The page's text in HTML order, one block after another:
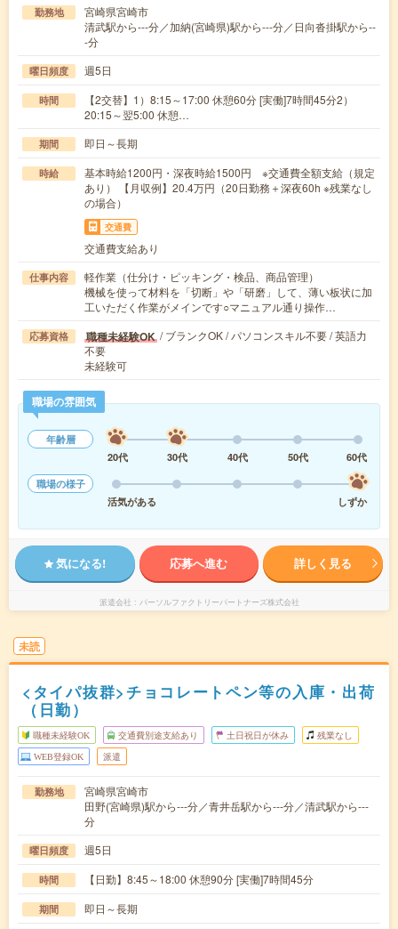
勤務地
宮崎県宮崎市
清武駅から---分／加納(宮崎県)駅から---分／日向沓掛駅から--
-分
曜日頻度 週5日
時間
【2交替】1）8:15～17:00 休憩60分 [実働]7時間45分2）
20:15～翌5:00 休憩…
期間 即日～長期
時給
基本時給1200円・深夜時給1500円 ※交通費全額支給（規定
あり） 【月収例】20.4万円（20日勤務＋深夜60h ※残業なし
の場合）
交通費
交通費支給あり
仕事内容
軽作業（仕分け・ピッキング・検品、商品管理）
機械を使って材料を「切断」や「研磨」して、薄い板状に加
工いただく作業がメインです○マニュアル通り操作…
応募資格 職種未経験OK / ブランクOK / パソコンスキル不要 / 英語力
不要
未経験可
職場の雰囲気
年齢層
20代
30代 40代 50代
60代
職場の様子
活気がある
しずか
気になる! 応募へ進む 詳しく見る
派遣会社 パーソルファクトリーパートナーズ株式会社
未読
<タイパ抜群>チョコレートペン等の入庫・出荷
（日勤）
職種未経験OK 交通費別途支給あり 土日祝日が休み 残業なし
WEB登録OK 派遣
勤務地
宮崎県宮崎市
田野(宮崎県)駅から---分／青井岳駅から---分／清武駅から---
分
曜日頻度 週5日
時間 【日勤】8:45～18:00 休憩90分 [実働]7時間45分
期間 即日～長期